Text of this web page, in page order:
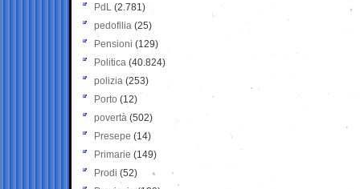
PdL (2.781)
pedofilia (25)
Pensioni (129)
Politica (40.824)
polizia (253)
Porto (12)
povertà (502)
Presepe (14)
Primarie (149)
Prodi (52)